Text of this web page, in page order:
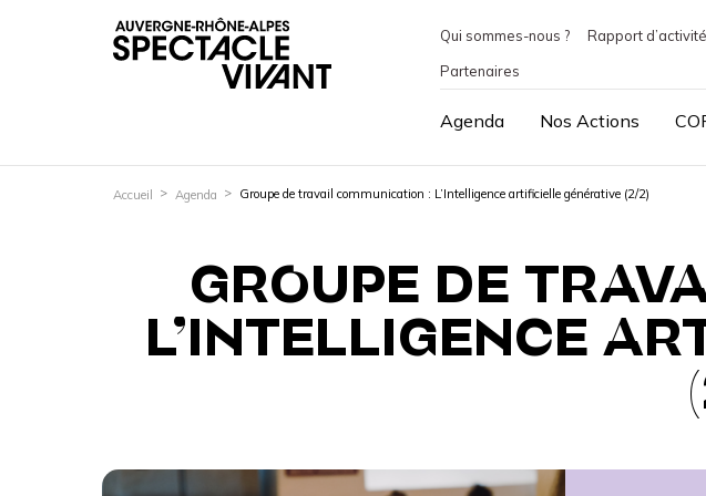
Qui sommes-nous ? Rapport d’activité
Partenaires
Agenda Nos Actions
Accueil Agenda Groupe de travail communication : L’Intelligence artificielle générative (2/2)
GROUPE DE
L’INTELLIGENCE